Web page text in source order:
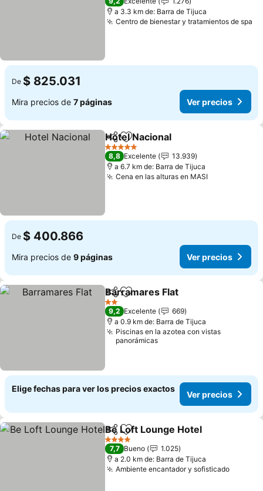
a 3.3 km de: Barra de Tijuca
Centro de bienestar y tratamientos de spa
De $ 825.031
Mira precios de 7 páginas Ver precios
CompartirAgregar a favoritos
Hotel Nacional
5 Estrellas
8,8 Excelente
13.939
a 6.7 km de: Barra de Tijuca
Cena en las alturas en MASIVer precios
De $ 400.866
Mira precios de 9 páginas Ver precios
CompartirAgregar a favoritos
Barramares Flat
2 Estrellas
9,2 Excelente
669
a 0.9 km de: Barra de Tijuca
Piscinas en la azotea con vistas
panorámicas
Elige fechas para ver los precios exactos
Ver precios
CompartirAgregar a favoritos
Be Loft Lounge Hotel
4 Estrellas
7,7 Bueno
1.025
a 2.0 km de: Barra de Tijuca
Ambiente encantador y sofisticadoVer